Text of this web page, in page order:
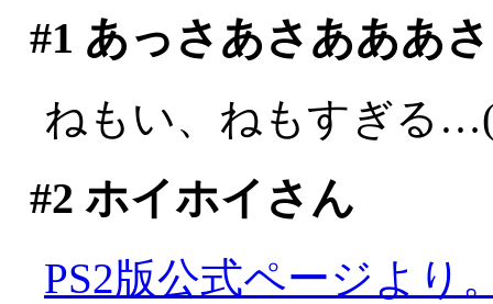
#1 あっさあさあああ
ねもい、ねもすぎる
#2 ホイホイさん
PS2版公式ページより